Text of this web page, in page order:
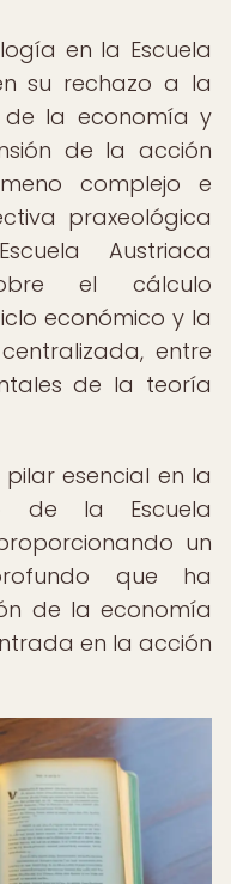
en la Escuela
su rechazo a la
de la economía y
de la acción
complejo e
praxeológica
Austriaca
el cálculo
económico y la
entre
de la teoría
esencial en la
de la Escuela
un
que ha
de la economía
en la acción